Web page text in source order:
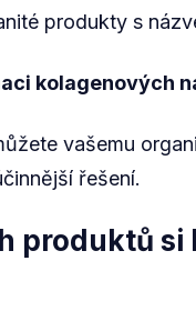
produkty s
kolagenových
vašemu
řešení.
produktů si